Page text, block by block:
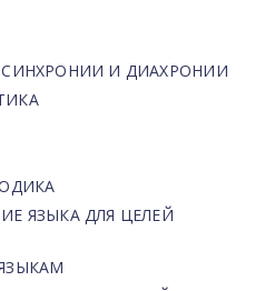
И ДИАХРОНИИ
ЯЗЫКА ДЛЯ ЦЕЛЕЙ